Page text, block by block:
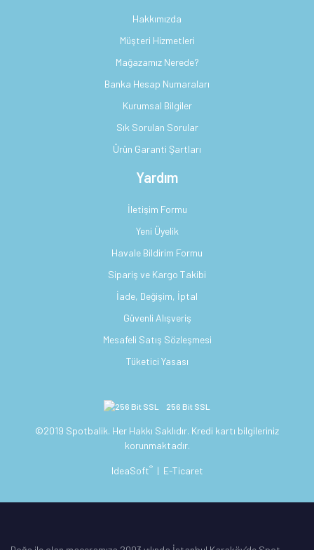
Hakkımızda
Müşteri Hizmetleri
Mağazamız Nerede?
Banka Hesap Numaraları
Kurumsal Bilgiler
Sık Sorulan Sorular
Ürün Garanti Şartları
Yardım
İletişim Formu
Yeni Üyelik
Havale Bildirim Formu
Sipariş ve Kargo Takibi
İade, Değişim, İptal
Güvenli Alışveriş
Mesafeli Satış Sözleşmesi
Tüketici Yasası
256 Bit SSL
©2019 Spotbalik. Her Hakkı Saklıdır. Kredi kartı bilgileriniz
korunmaktadır.
IdeaSoft® | E-Ticaret